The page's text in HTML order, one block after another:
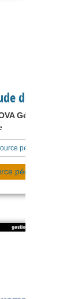
de cas
Gérard
pédagogique
pédagogique